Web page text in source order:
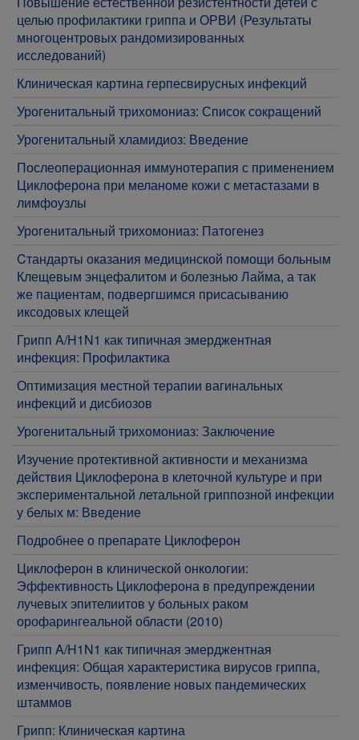
целью профилактики гриппа и ОРВИ (Результаты
многоцентровых рандомизированных
исследований)
Клиническая картина герпесвирусных инфекций
Урогенитальный трихомониаз: Список сокращений
Урогенитальный хламидиоз: Введение
Послеоперационная иммунотерапия с применением
Циклоферона при меланоме кожи с метастазами в
лимфоузлы
Урогенитальный трихомониаз: Патогенез
Cтандарты оказания медицинской помощи больным
Клещевым энцефалитом и болезнью Лайма, а так
же пациентам, подвергшимся присасыванию
иксодовых клещей
Грипп A/H1N1 как типичная эмерджентная
инфекция: Профилактика
Оптимизация местной терапии вагинальных
инфекций и дисбиозов
Урогенитальный трихомониаз: Заключение
Изучение протективной активности и механизма
действия Циклоферона в клеточной культуре и при
экспериментальной летальной гриппозной инфекции
у белых м: Введение
Подробнее о препарате Циклоферон
Циклоферон в клинической онкологии:
Эффективность Циклоферона в предупреждении
лучевых эпителиитов у больных раком
орофарингеальной области (2010)
Грипп A/H1N1 как типичная эмерджентная
инфекция: Общая характеристика вирусов гриппа,
изменчивость, появление новых пандемических
штаммов
Грипп: Клиническая картина